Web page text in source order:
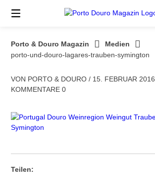
zum
Porto & Douro Magazin
Medien
porto-und-douro-lagares-trauben-symington
VON PORTO & DOURO / 15. FEBRUAR 2016
KOMMENTARE 0
Teilen: